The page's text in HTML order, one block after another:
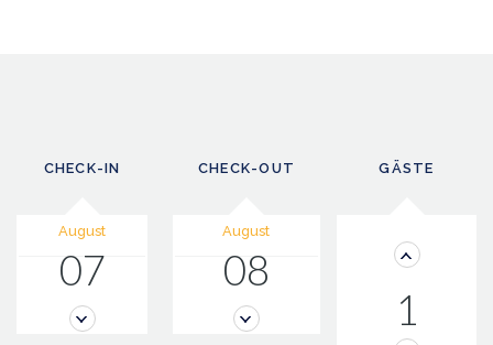
CHECK-IN
August
07
CHECK-OUT
August
08
GÄSTE
1